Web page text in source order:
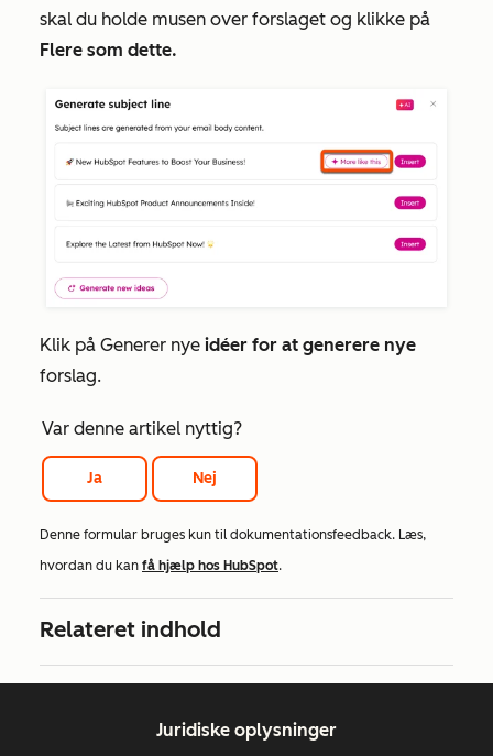
skal du holde musen over forslaget og klikke på
Flere som dette.
Klik på Generer nye idéer for at generere nye
forslag.
Var denne artikel nyttig?
Ja Nej
Denne formular bruges kun til dokumentationsfeedback. Læs,
hvordan du kan få hjælp hos HubSpot.
Relateret indhold
Juridiske oplysninger